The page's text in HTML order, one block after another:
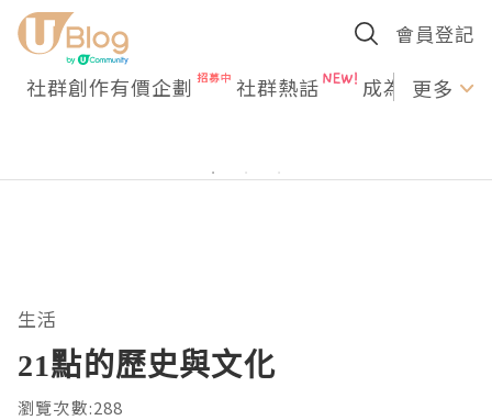
會員登記
社群創作有價企劃 社群熱話 成為U更多
生活
21點的歷史與文化
瀏覽次數:288